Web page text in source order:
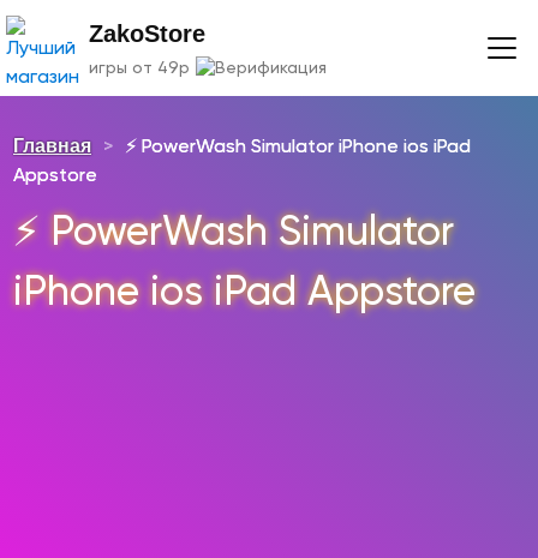
ZakoStore
игры от 49р
Главная >
⚡️ PowerWash Simulator iPhone ios iPad
Appstore
⚡️ PowerWash Simulator
iPhone ios iPad Appstore